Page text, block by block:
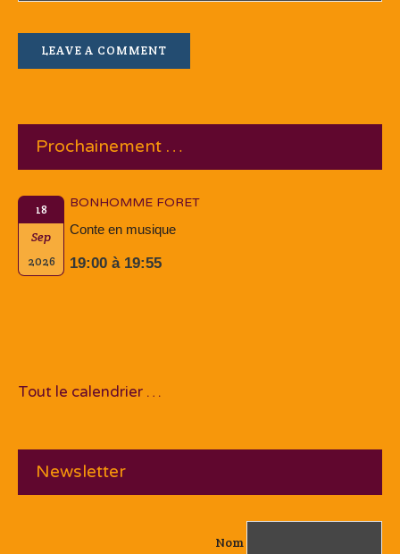
Prochainement …
18
Sep
2026
BONHOMME FORET
Conte en musique
19:00 à 19:55
Tout le calendrier …
Newsletter
Nom